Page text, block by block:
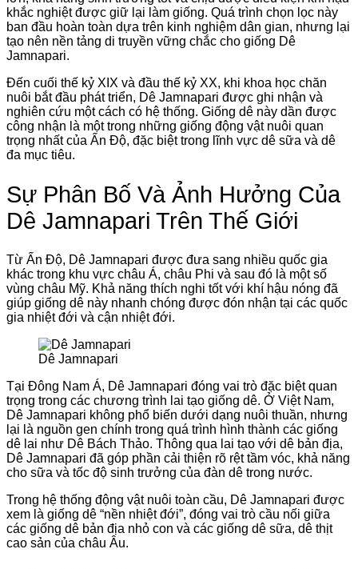
khắc nghiệt được giữ lại làm giống. Quá trình chọn lọc này
ban đầu hoàn toàn dựa trên kinh nghiệm dân gian, nhưng lại
tạo nên nền tảng di truyền vững chắc cho giống Dê
Jamnapari.
Đến cuối thế kỷ XIX và đầu thế kỷ XX, khi khoa học chăn
nuôi bắt đầu phát triển, Dê Jamnapari được ghi nhận và
nghiên cứu một cách có hệ thống. Giống dê này dần được
công nhận là một trong những giống động vật nuôi quan
trọng nhất của Ấn Độ, đặc biệt trong lĩnh vực dê sữa và dê
đa mục tiêu.
Sự Phân Bố Và Ảnh Hưởng Của
Dê Jamnapari Trên Thế Giới
Từ Ấn Độ, Dê Jamnapari được đưa sang nhiều quốc gia
khác trong khu vực châu Á, châu Phi và sau đó là một số
vùng châu Mỹ. Khả năng thích nghi tốt với khí hậu nóng đã
giúp giống dê này nhanh chóng được đón nhận tại các quốc
gia nhiệt đới và cận nhiệt đới.
Dê Jamnapari
Tại Đông Nam Á, Dê Jamnapari đóng vai trò đặc biệt quan
trọng trong các chương trình lai tạo giống dê. Ở Việt Nam,
Dê Jamnapari không phổ biến dưới dạng nuôi thuần, nhưng
lại là nguồn gen chính trong quá trình hình thành các giống
dê lai như Dê Bách Thảo. Thông qua lai tạo với dê bản địa,
Dê Jamnapari đã góp phần cải thiện rõ rệt tầm vóc, khả năng
cho sữa và tốc độ sinh trưởng của đàn dê trong nước.
Trong hệ thống động vật nuôi toàn cầu, Dê Jamnapari được
xem là giống dê “nền nhiệt đới”, đóng vai trò cầu nối giữa
các giống dê bản địa nhỏ con và các giống dê sữa, dê thịt
cao sản của châu Âu.